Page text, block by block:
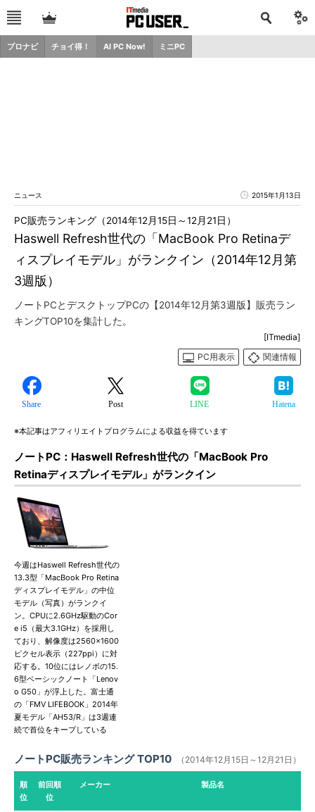
プロナビ チョイ得！ AI PC Now! ミニPC
ニュース 2015年1月13日
Haswell Refresh世代の「MacBook Pro Retinaデ
ィスプレイモデル」がランクイン（2014年12月第
3週版）
PC販売ランキング（2014年12月15日～12月21日）
ノートPCとデスクトップPCの【2014年12月第3週版】販売ラン
キングTOP10を集計した。
[ITmedia]
PC用表示
関連情報
Share Post LINE Hatena
※本記事はアフィリエイトプログラムによる収益を得ています
ノートPC：Haswell Refresh世代の「MacBook Pro
Retinaディスプレイモデル」がランクイン
今週はHaswell Refresh世代の
13.3型「MacBook Pro Retina
ディスプレイモデル」の中位
モデル（写真）がランクイ
ン。CPUに2.6GHz駆動のCor
e i5（最大3.1GHz）を採用し
ており、解像度は2560×1600
ピクセル表示（227ppi）に対
応する。10位にはレノボの15.
6型ベーシックノート「Lenov
o G50」が浮上した。富士通
の「FMV LIFEBOOK」2014年
夏モデル「AH53/R」は3週連
続で首位をキープしている
ノートPC販売ランキング TOP10 （2014年12月15日～12月21日）
順
位
前回順
位
メーカー 製品名